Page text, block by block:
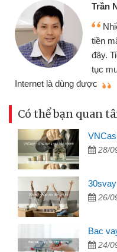
Nam - Tài xế
lần mua sắm không mang
mình đều vay tiền nóng tại
vào thẻ ngay là mình lại tiếp
sắm. Chỉ cần điện thoại có
Có thể bạn quan
28/
26/
Bac
24/